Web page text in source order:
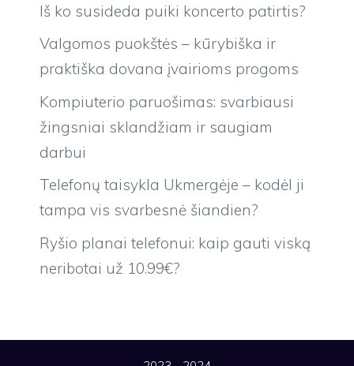
Iš ko susideda puiki koncerto patirtis?
Valgomos puokštės – kūrybiška ir
praktiška dovana įvairioms progoms
Kompiuterio paruošimas: svarbiausi
žingsniai sklandžiam ir saugiam
darbui
Telefonų taisykla Ukmergėje – kodėl ji
tampa vis svarbesnė šiandien?
Ryšio planai telefonui: kaip gauti viską
neribotai už 10.99€?